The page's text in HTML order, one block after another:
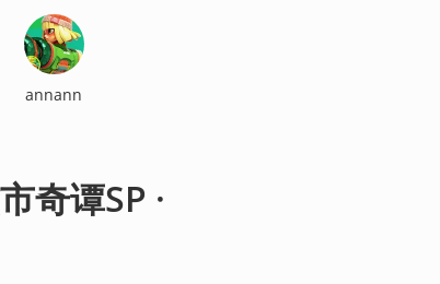
annann
奇谭SP ·